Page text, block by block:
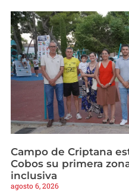
Campo de Criptana
Cobos su primera
inclusiva
agosto 6, 2026